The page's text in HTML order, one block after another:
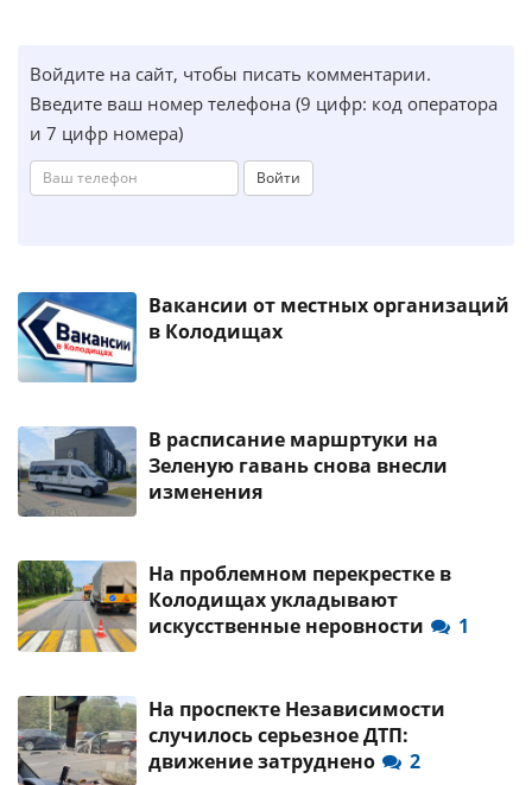
Войдите на сайт, чтобы писать комментарии.
Введите ваш номер телефона (9 цифр: код оператора
и 7 цифр номера)
Войти
Вакансии от местных организаций
в Колодищах
В расписание маршртуки на
Зеленую гавань снова внесли
изменения
На проблемном перекрестке в
Колодищах укладывают
искусственные неровности
1
На проспекте Независимости
случилось серьезное ДТП:
движение затруднено
2